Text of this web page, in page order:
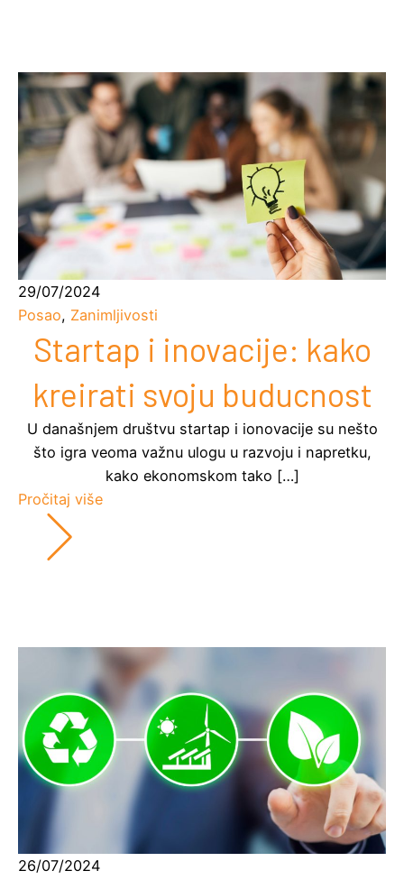
29/07/2024
Posao, Zanimljivosti
Startap i inovacije: kako
kreirati svoju buducnost
U današnjem društvu startap i ionovacije su nešto
što igra veoma važnu ulogu u razvoju i napretku,
kako ekonomskom tako […]
Pročitaj više
26/07/2024